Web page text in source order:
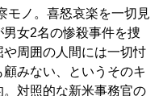
モノ。喜怒哀楽を一切見
女2名の惨殺事件を捜
周囲の人間には一切忖
みない、というそのキ
対照的な新米事務官の